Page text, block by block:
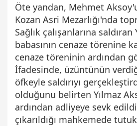
Öte yandan, Mehmet
Kozan Asri Mezarlığı'nda
Sağlık çalışanlarına
babasının cenaze törenine
cenaze töreninin ardından
İfadesinde, üzüntünün
öfkeyle saldırıyı
olduğunu belirten Yılmaz
ardından adliyeye sevk
çıkarıldığı mahkemede